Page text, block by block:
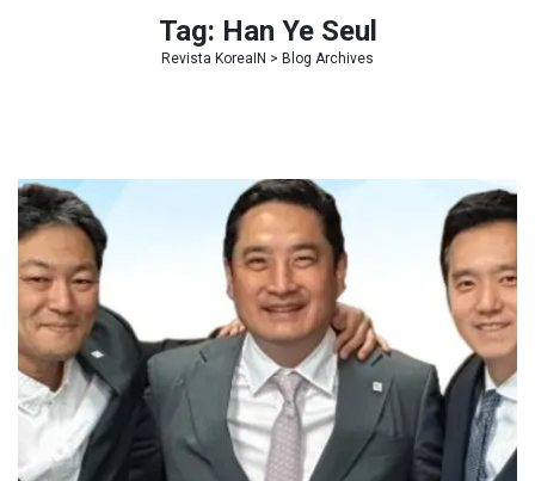
Tag: Han Ye Seul
Revista KoreaIN > Blog Archives